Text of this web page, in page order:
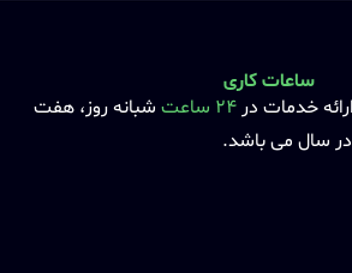
ساعات کاری
خدمات در 24 ساعت
شبانه روز، هفت
در سال می باشد.